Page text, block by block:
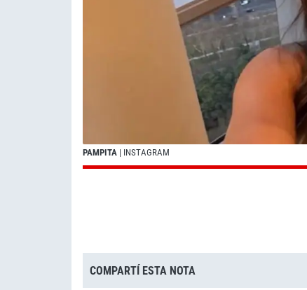
PAMPITA | INSTAGRAM
COMPARTÍ ESTA NOTA